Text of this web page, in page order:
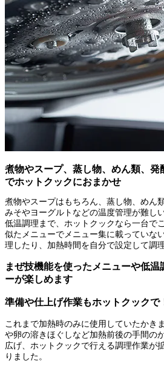
煮物やスープ、蒸し物、めん類、発
でホットクックにおまかせ
煮物やスープはもちろん、蒸し物、めん
みそやヨーグルトなどの温度管理が難し
低温調理まで、ホットクックなら一台で
似たメニューでメニュー集に載っていな
理したり、加熱時間を自分で設定して調
まぜ技機能を使ったメニューや低
ーが楽しめます
準備や仕上げ作業もホットクックで
これまで加熱時のみに使用していたかき
や卵の溶きほぐしなど加熱前後の手間の
広げ、ホットクックで行える調理作業が
りました。